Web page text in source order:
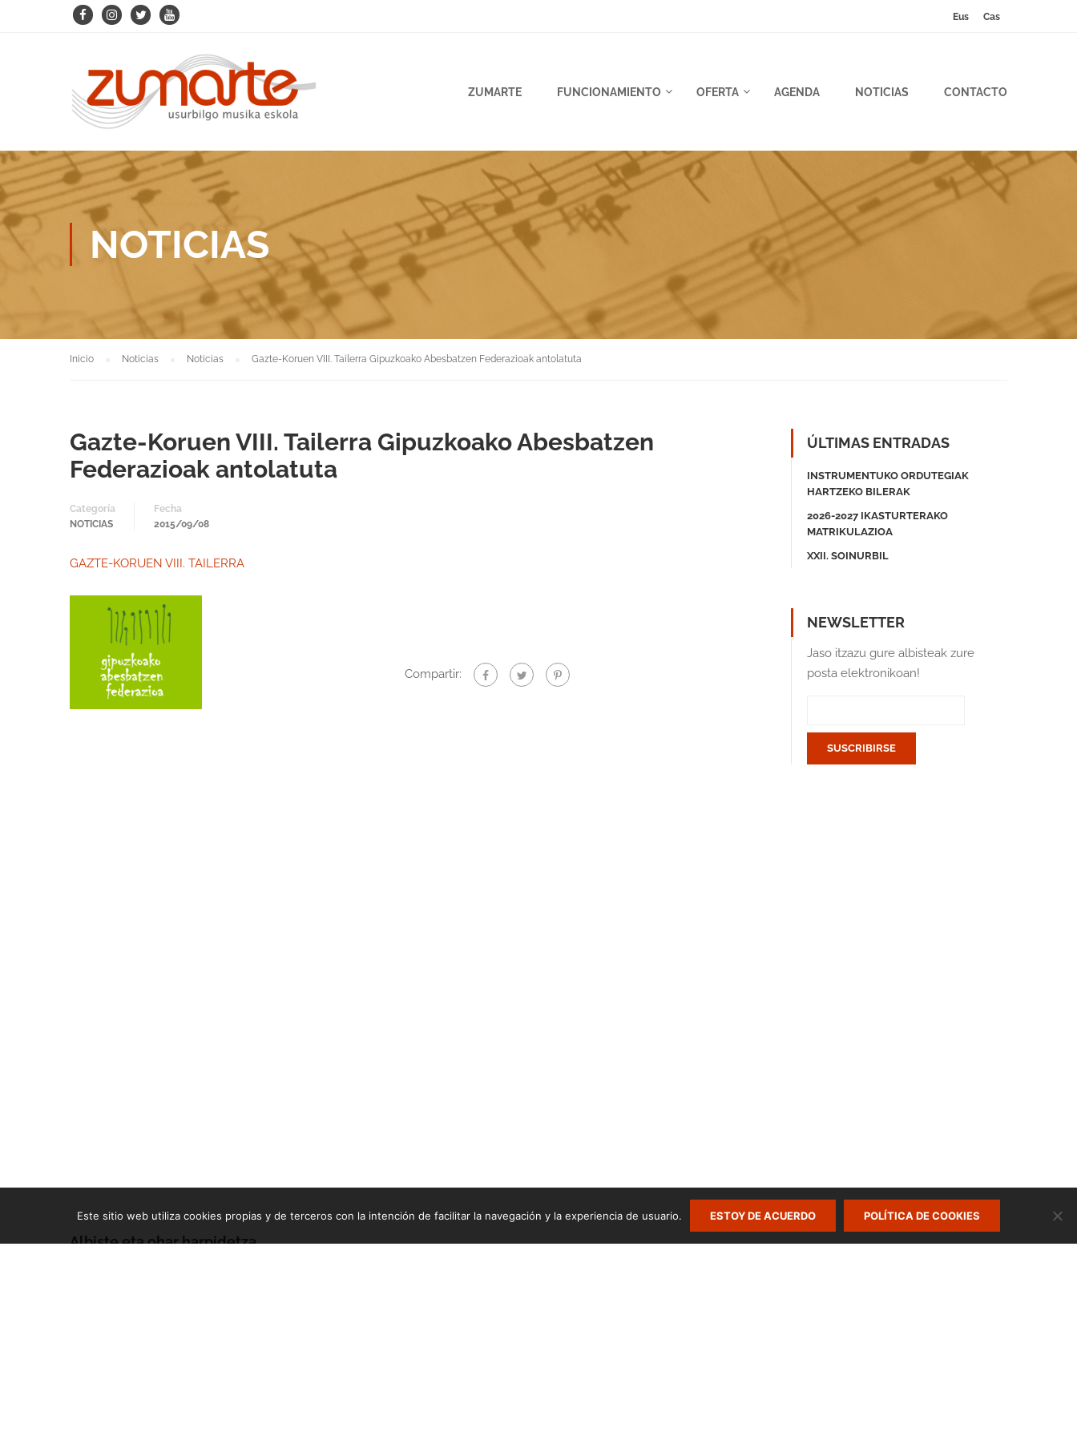
Eus Cas
ZUMARTE FUNCIONAMIENTO OFERTA AGENDA NOTICIAS CONTACTO
NOTICIAS
Inicio Noticias Noticias Gazte-Koruen VIII. Tailerra Gipuzkoako Abesbatzen Federazioak antolatuta
Gazte-Koruen VIII. Tailerra Gipuzkoako Abesbatzen
Federazioak antolatuta
Categoría
NOTICIAS
Fecha
2015/09/08
GAZTE-KORUEN VIII. TAILERRA
Compartir:
ÚLTIMAS ENTRADAS
INSTRUMENTUKO ORDUTEGIAK
HARTZEKO BILERAK
2026-2027 IKASTURTERAKO
MATRIKULAZIOA
XXII. SOINURBIL
NEWSLETTER
Jaso itzazu gure albisteak zure
posta elektronikoan!
Albiste eta ohar harpidetza
Este sitio web utiliza cookies propias y de terceros con la intención de facilitar la navegación y la experiencia de usuario. ESTOY DE ACUERDO POLÍTICA DE COOKIES